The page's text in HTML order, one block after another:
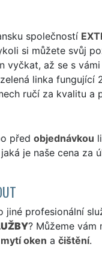
společností
si můžete svůj
vyčkat, až se s
linka fungující
ručí za kvalitu a
před objednávkou
je naše cena za
jiné profesionální
? Můžeme vám
mytí oken a čištění.